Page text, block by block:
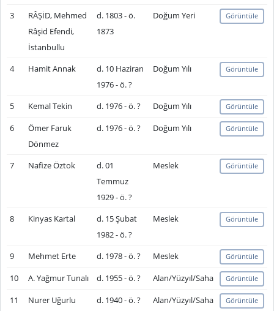
3
RÂŞİD, Mehmed
Râşid Efendi,
İstanbullu
d. 1803 - ö.
1873
Doğum Yeri Görüntüle
4 Hamit Annak
d. 10 Haziran
1976 - ö. ?
Doğum Yılı Görüntüle
5 Kemal Tekin d. 1976 - ö. ? Doğum Yılı Görüntüle
6
Ömer Faruk
Dönmez
d. 1976 - ö. ? Doğum Yılı Görüntüle
7 Nafize Öztok
d. 01
Temmuz
1929 - ö. ?
Meslek Görüntüle
8 Kinyas Kartal
d. 15 Şubat
1982 - ö. ?
Meslek Görüntüle
9 Mehmet Erte d. 1978 - ö. ? Meslek Görüntüle
10 A. Yağmur Tunalı d. 1955 - ö. ? Alan/Yüzyıl/Saha Görüntüle
11 Nurer Uğurlu d. 1940 - ö. ? Alan/Yüzyıl/Saha Görüntüle